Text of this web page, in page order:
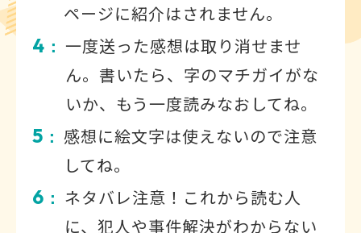
ページに紹介はされません。
4 ： 一度送った感想は取り消せませ
ん。書いたら、字のマチガイがな
いか、もう一度読みなおしてね。
5 ： 感想に絵文字は使えないので注意
してね。
6 ： ネタバレ注意！これから読む人
に、犯人や事件解決がわからない